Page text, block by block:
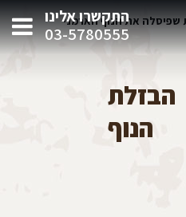
התקשרו אלינו
03-5780555
את הנוף הארמני